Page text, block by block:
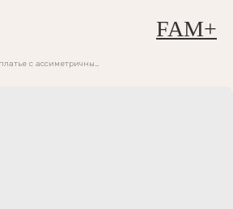
FAM+
Замшевое платье с ассиметричным вырезом